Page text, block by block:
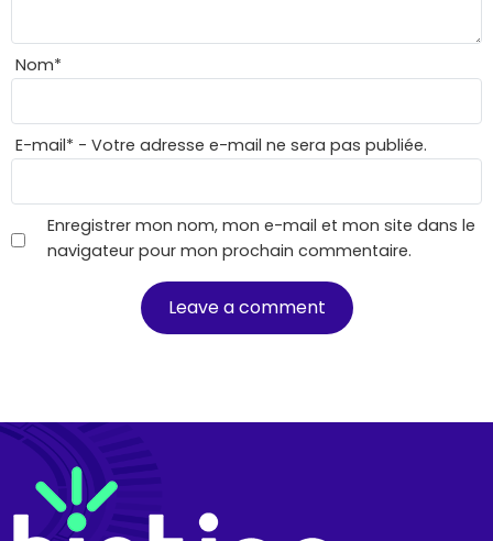
Nom*
E-mail* - Votre adresse e-mail ne sera pas publiée.
Enregistrer mon nom, mon e-mail et mon site dans le
navigateur pour mon prochain commentaire.